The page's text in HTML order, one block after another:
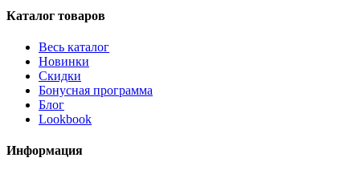
Каталог товаров
Весь каталог
Новинки
Скидки
Бонусная программа
Блог
Lookbook
Информация